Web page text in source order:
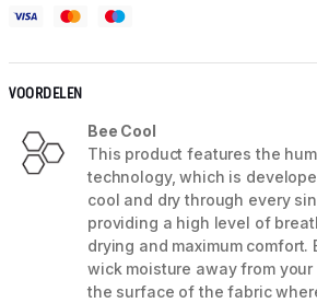
VOORDELEN
Bee Cool
This product features the
technology, which is
cool and dry through every
providing a high level of
drying and maximum comfort.
wick moisture away from
the surface of the fabric